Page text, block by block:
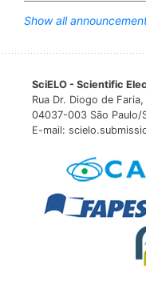
Show all
SciELO - Scientific
Rua Dr. Diogo de
04037-003 São Paulo/
E-mail: